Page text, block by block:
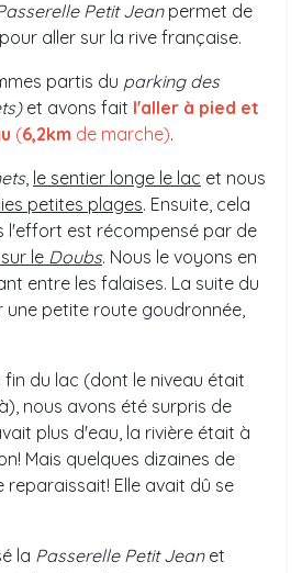
Petit Jeanpermet de
pour aller sur la rive française.
partis du parking des
et avons fait l'aller à pied et
(6,2km de marche).
, le sentier longe le lac et nous
petites plages. Ensuite, cela
l'effort est récompensé par de
le Doubs. Nous le voyons en
entre les falaises. La suite du
une petite route goudronnée,
fin du lac (dont le niveau était
nous avons été surpris de
plus d'eau, la rivière était à
Mais quelques dizaines de
reparaissait! Elle avait dû se
la Passerelle Petit Jean et